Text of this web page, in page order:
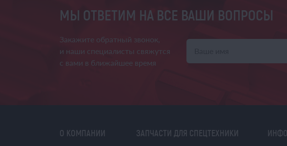
МЫ ОТВЕТИМ НА ВСЕ ВАШИ ВОПРОСЫ
Закажите обратный звонок,
и наши специалисты свяжутся
с вами в ближайшее время
О КОМПАНИИ ЗАПЧАСТИ ДЛЯ СПЕЦТЕХНИКИ